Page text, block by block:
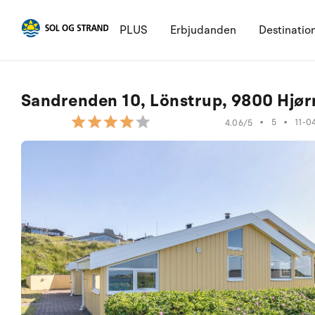
PLUS Erbjudanden
Sandrenden 10, Lönstrup, 9800
4.06/5 • 5 • 11-